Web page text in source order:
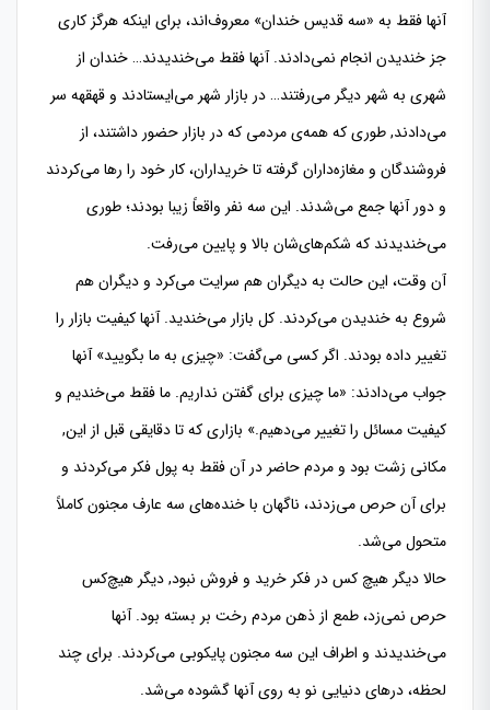
آنها فقط به «سه قدیس خندان» معروف‌اند، برای اینكه هرگز كاری
جز خندیدن انجام نمی‌دادند. آنها فقط می‌خندیدند… خندان از
شهری به شهر دیگر می‌رفتند… در بازار شهر می‌ایستادند و قهقهه سر
می‌دادند, طوری كه همه‌ی مردمی كه در بازار حضور داشتند، از
فروشندگان و مغازه‌داران گرفته تا خریداران، كار خود را رها می‌كردند
و دور آنها جمع می‌شدند. این سه نفر واقعاً زیبا بودند؛ طوری
می‌خندیدند كه شكم‌های‌شان بالا و پایین می‌رفت.
آن وقت، این حالت به دیگران هم سرایت می‌كرد و دیگران هم
شروع به خندیدن می‌كردند. كل بازار می‌خندید. آنها كیفیت بازار را
تغییر داده بودند. اگر كسی می‌گفت: «چیزی به ما بگویید» آنها
جواب می‌دادند: «ما چیزی برای گفتن نداریم. ما فقط می‌خندیم و
كیفیت مسائل را تغییر می‌دهیم.» بازاری كه تا دقایقی قبل از این,
مكانی زشت بود و مردم حاضر در آن فقط به پول فكر می‌كردند و
برای آن حرص می‌زدند، ناگهان با خنده‌های سه عارف مجنون كاملاً
متحول می‌شد.
حالا دیگر هیچ كس در فكر خرید و فروش نبود, دیگر هیچ‌كس
حرص نمی‌زد، طمع از ذهن مردم رخت بر بسته بود. آنها
می‌خندیدند و اطراف این سه مجنون پایكوبی می‌كردند. برای چند
لحظه، درهای دنیایی نو به روی آنها گشوده می‌شد.